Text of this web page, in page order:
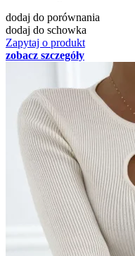
dodaj do porównania
dodaj do schowka
Zapytaj o produkt
zobacz szczegóły